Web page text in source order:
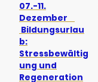
07.-11.
Dezember
Bildungsurlau
b:
Stressbewältig
ung und
Regeneration